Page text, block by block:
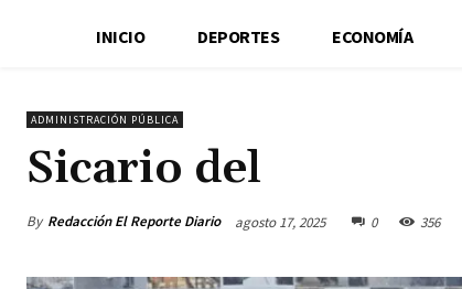
INICIO DEPORTES ECONOMÍA
ADMINISTRACIÓN PÚBLICA
Sicario del
By Redacción El Reporte Diario agosto 17, 2025 0 356